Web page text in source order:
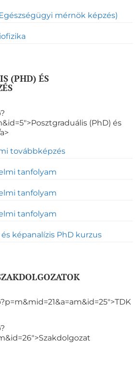
mérnök képzés)
(PHD) ÉS
(PhD) és
továbbképzés
tanfolyam
tanfolyam
tanfolyam
képanalízis PhD kurzus